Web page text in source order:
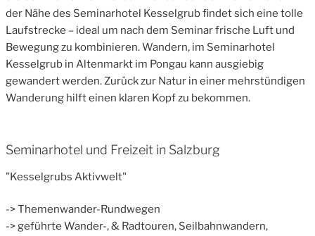
der Nähe des Seminarhotel Kesselgrub findet sich eine tolle
Laufstrecke – ideal um nach dem Seminar frische Luft und
Bewegung zu kombinieren. Wandern, im Seminarhotel
Kesselgrub in Altenmarkt im Pongau kann ausgiebig
gewandert werden. Zurück zur Natur in einer mehrstündigen
Wanderung hilft einen klaren Kopf zu bekommen.
Seminarhotel und Freizeit in Salzburg
"Kesselgrubs Aktivwelt"
-> Themenwander-Rundwegen
-> geführte Wander-, & Radtouren, Seilbahnwandern,